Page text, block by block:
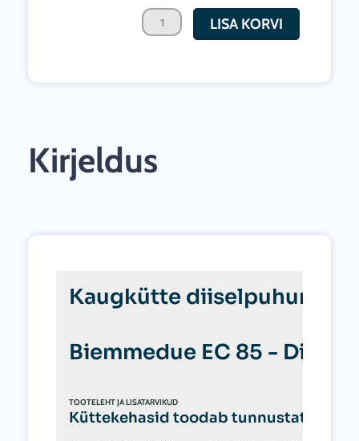
EC85
90,6kW
LISA KORVI
Kirjeldus
Kaugkütte diiselpuhur
Biemmedue EC 85 -
TOOTELEHT JA LISATARVIKUD
Küttekehasid toodab tunnustatud